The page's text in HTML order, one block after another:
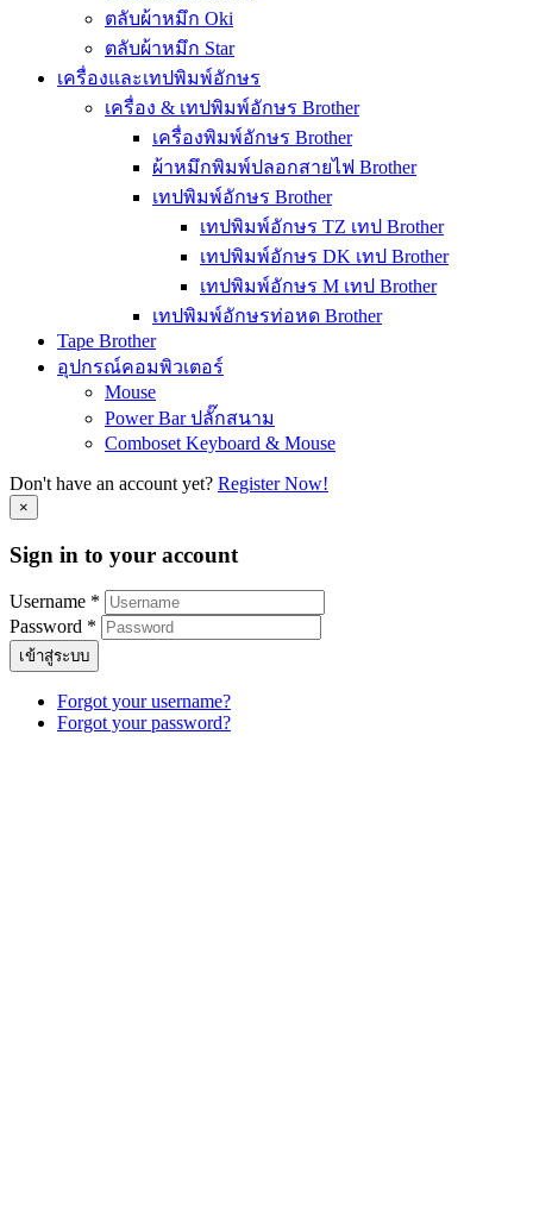
ตลับผ้าหมึก Oki
ตลับผ้าหมึก Star
เครื่องและเทปพิมพ์อักษร
เครื่อง & เทปพิมพ์อักษร Brother
เครื่องพิมพ์อักษร Brother
ผ้าหมึกพิมพ์ปลอกสายไฟ Brother
เทปพิมพ์อักษร Brother
เทปพิมพ์อักษร TZ เทป Brother
เทปพิมพ์อักษร DK เทป Brother
เทปพิมพ์อักษร M เทป Brother
เทปพิมพ์อักษรท่อหด Brother
Tape Brother
อุปกรณ์คอมพิวเตอร์
Mouse
Power Bar ปลั๊กสนาม
Comboset Keyboard & Mouse
Don't have an account yet? Register Now!
×
Sign in to your account
Username *
Password *
เข้าสู่ระบบ
Forgot your username?
Forgot your password?